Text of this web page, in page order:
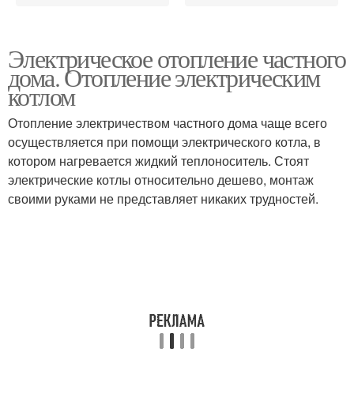
Электрическое отопление частного
дома. Отопление электрическим
котлом
Отопление электричеством частного дома чаще всего
осуществляется при помощи электрического котла, в
котором нагревается жидкий теплоноситель. Стоят
электрические котлы относительно дешево, монтаж
своими руками не представляет никаких трудностей.